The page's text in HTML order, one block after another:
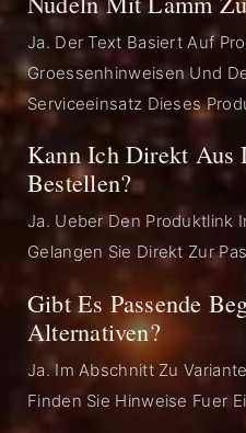
Ja. Der Text Basiert Auf
Groessenhinweisen Und
Serviceeinsatz Dieses
Kann Ich Direkt Aus
Bestellen?
Ja. Ueber Den Produktlink
Gelangen Sie Direkt Zur
Gibt Es Passende
Alternativen?
Ja. Im Abschnitt Zu
Finden Sie Hinweise Fuer